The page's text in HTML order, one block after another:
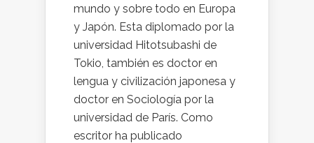
mundo y sobre todo en Europa
y Japón. Esta diplomado por la
universidad Hitotsubashi de
Tokio, también es doctor en
lengua y civilización japonesa y
doctor en Sociología por la
universidad de París. Como
escritor ha publicado